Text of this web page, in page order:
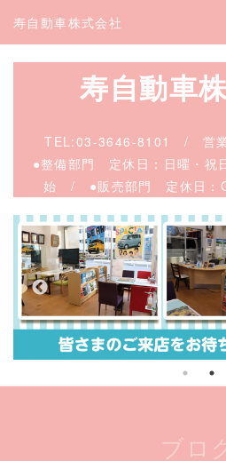
寿自動車株式会社
寿自動車
TEL:03-3646-8101 /
営
●整備部門 定休日：日曜・祝
始 / ●販売部門 定休日：
ブロ